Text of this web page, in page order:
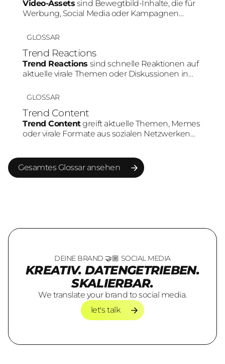
Video-Assets sind Bewegtbild-Inhalte, die für
Werbung, Social Media oder Kampagnen
wie TikTok oder Instagram erzielen Videos
Engagement-Raten als statische Inhalte.
GLOSSAR
Trend Reactions
Trend Reactions sind schnelle Reaktionen auf
aktuelle virale Themen oder Diskussionen in
Geschwindigkeit können Marken ihre Relevanz
Community-Gespräche eingebunden werden.
GLOSSAR
Trend Content
Trend Contentgreift aktuelle Themen, Memes
oder virale Formate aus sozialen Netzwerken
Plattform-Dynamiken zu werden.
Gesamtes Glossar ansehen
Gesamtes Glossar ansehen
DEINE BRAND 🤝🏼 SOCIAL MEDIA
KREATIV. DATENGETRIEBEN.
SKALIERBAR.
We translate your brand to social media.
let's talk
let's talk